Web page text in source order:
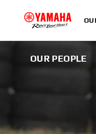
OUR PEOPLE